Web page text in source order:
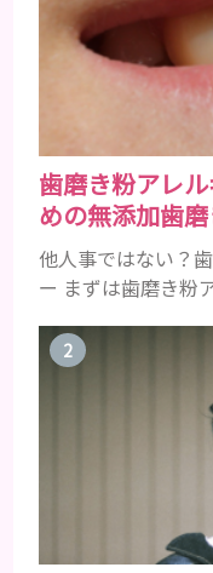
歯磨き粉アレ
めの無添加歯
他人事ではない？
ー まずは歯磨き粉
まれるアレルギー
普段お使いの歯磨
レルギーを引き起
すね。 •フッ素･･
たり、虫歯と防ぐ